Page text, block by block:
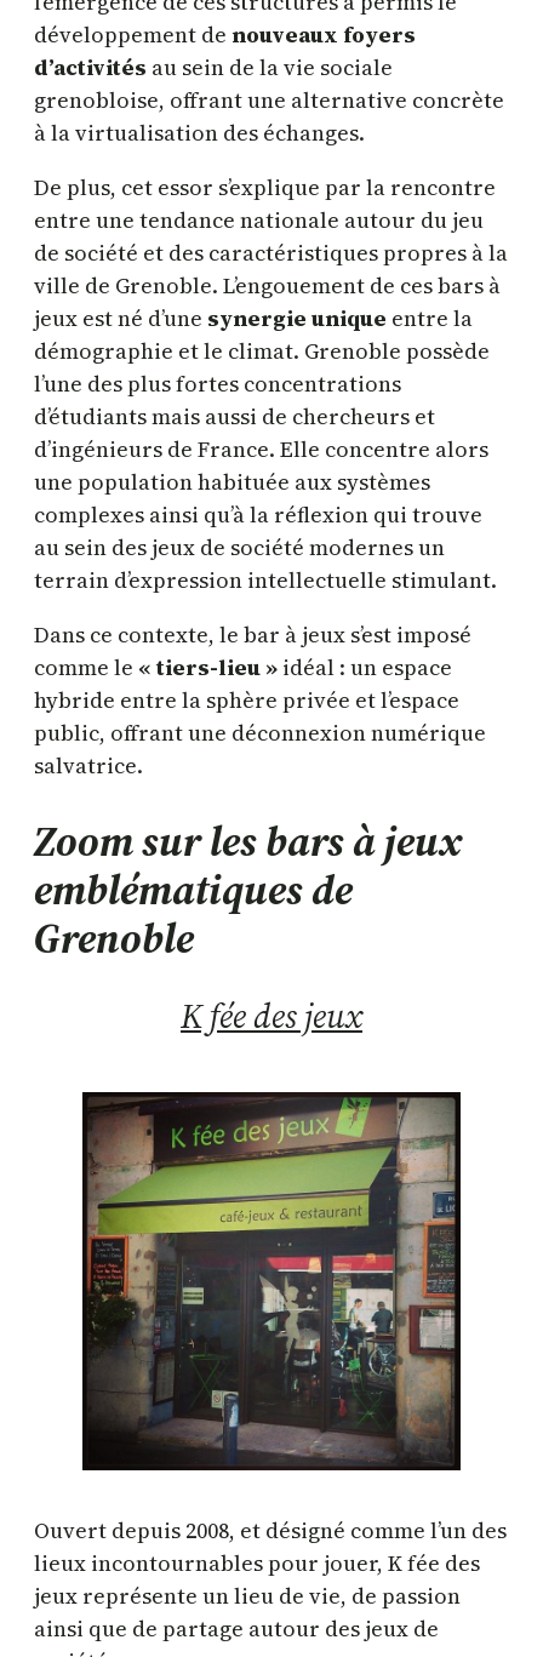
développement de nouveaux foyers
d’activités au sein de la vie sociale
grenobloise, offrant une alternative concrète
à la virtualisation des échanges.
De plus, cet essor s’explique par la rencontre
entre une tendance nationale autour du jeu
de société et des caractéristiques propres à la
ville de Grenoble. L’engouement de ces bars à
jeux est né d’une synergie unique entre la
démographie et le climat. Grenoble possède
l’une des plus fortes concentrations
d’étudiants mais aussi de chercheurs et
d’ingénieurs de France. Elle concentre alors
une population habituée aux systèmes
complexes ainsi qu’à la réflexion qui trouve
au sein des jeux de société modernes un
terrain d’expression intellectuelle stimulant.
Dans ce contexte, le bar à jeux s’est imposé
comme le « tiers-lieu » idéal : un espace
hybride entre la sphère privée et l’espace
public, offrant une déconnexion numérique
salvatrice.
Zoom sur les bars à jeux
emblématiques de
Grenoble
K fée des jeux
Ouvert depuis 2008, et désigné comme l’un des
lieux incontournables pour jouer, K fée des
jeux représente un lieu de vie, de passion
ainsi que de partage autour des jeux de